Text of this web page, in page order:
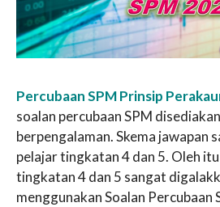
Percubaan SPM Prinsip
soalan percubaan SPM
berpengalaman. Skema jawapan
pelajar tingkatan 4 dan 5. Oleh
tingkatan 4 dan 5 sangat
menggunakan Soalan Percubaan